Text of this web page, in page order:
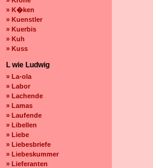
» K�ken
» Kuenstler
» Kuerbis
» Kuh
» Kuss
L wie Ludwig
» La-ola
» Labor
» Lachende
» Lamas
» Laufende
» Libellen
» Liebe
» Liebesbriefe
» Liebeskummer
» Lieferanten